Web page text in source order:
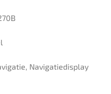
Navigatiedisplay